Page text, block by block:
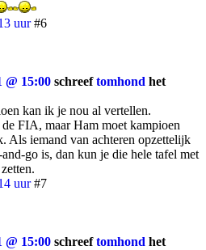
uur #6
@ 15:00 schreeftomhond het
kan ik je nou al vertellen.
FIA, maar Ham moet kampioen
Als iemand van achteren opzettelijk
go is, dan kun je die hele tafel met
uur #7
@ 15:00 schreeftomhond het